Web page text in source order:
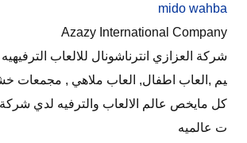
mido wahba
Azazy International Company
شركة العزازي انترناشونال للالعاب
يم ,العاب اطفال, العاب ملاهي , مجمعات
كل مايخص عالم الالعاب والترفيه لدي شركة
ت عالميه